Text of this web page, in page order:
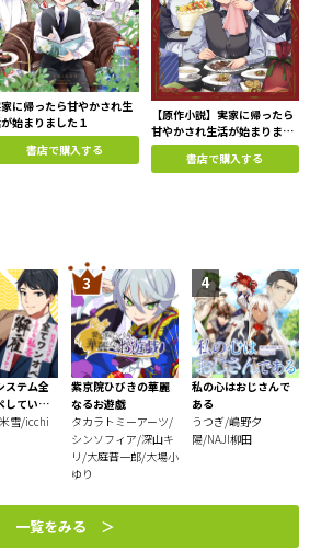
に帰ったら甘やかされ生
始まりました１
書店で購入する
【原作小説】実家に帰ったら
甘やかされ生活が始まりまし
た1
書店で購入する
ステム全
している
すか？
雪/icchi
紫京院ひびきの華麗
なるお遊戯
タカラトミーアーツ/
シンソフィア/深山キ
リ/大庭晋一郎/大場小
ゆり
私の心はおじさんで
ある
うつぎ/嶋野夕
陽/NAJI柳田
一覧をみる ＞